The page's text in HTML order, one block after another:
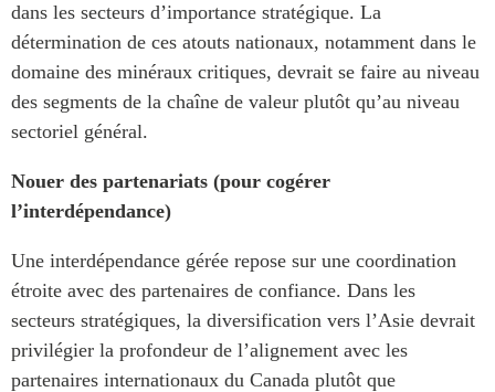
dans les secteurs d’importance stratégique. La
détermination de ces atouts nationaux, notamment dans le
domaine des minéraux critiques, devrait se faire au niveau
des segments de la chaîne de valeur plutôt qu’au niveau
sectoriel général.
Nouer des partenariats (pour cogérer
l’interdépendance)
Une interdépendance gérée repose sur une coordination
étroite avec des partenaires de confiance. Dans les
secteurs stratégiques, la diversification vers l’Asie devrait
privilégier la profondeur de l’alignement avec les
partenaires internationaux du Canada plutôt que